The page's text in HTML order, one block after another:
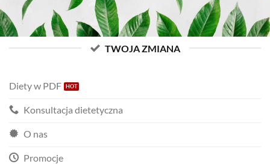
TWOJA ZMIANA
Diety w PDF
Konsultacja dietetyczna
O nas
Promocje